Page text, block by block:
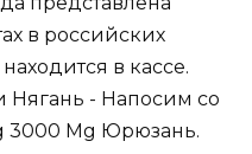
в российских
в кассе.
Нягань - Напосим со
3000 Mg Юрюзань.